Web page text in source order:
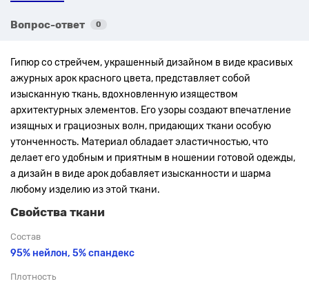
Вопрос-ответ 0
Гипюр со стрейчем, украшенный дизайном в виде красивых
ажурных арок красного цвета, представляет собой
изысканную ткань, вдохновленную изяществом
архитектурных элементов. Его узоры создают впечатление
изящных и грациозных волн, придающих ткани особую
утонченность. Материал обладает эластичностью, что
делает его удобным и приятным в ношении готовой одежды,
а дизайн в виде арок добавляет изысканности и шарма
любому изделию из этой ткани.
Свойства ткани
Состав
95% нейлон, 5% спандекс
Плотность